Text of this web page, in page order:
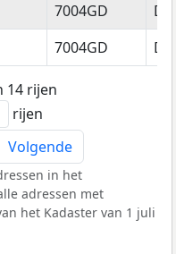
7004GD
7004GD
14 rijen
rijen
Volgende
in het
adressen met
het Kadaster van 1 juli